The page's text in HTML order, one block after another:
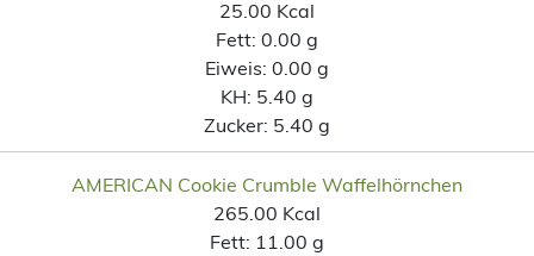
25.00 Kcal
Fett: 0.00 g
Eiweis: 0.00 g
KH: 5.40 g
Zucker: 5.40 g
AMERICAN Cookie Crumble Waffelhörnchen
265.00 Kcal
Fett: 11.00 g